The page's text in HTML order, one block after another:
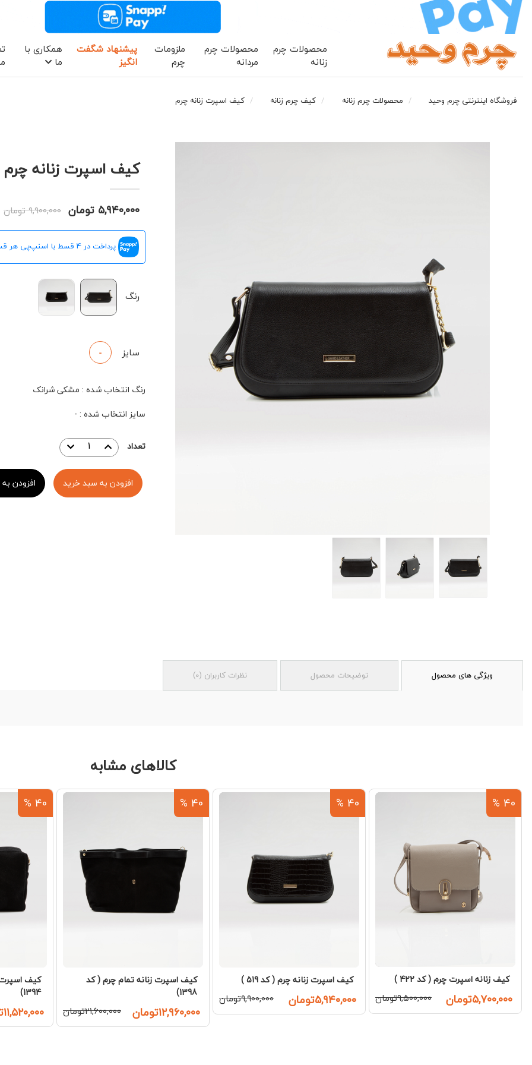
محصولات چرم
زنانه
محصولات چرم
مردانه
ملزومات
چرم
پیشنهاد شگفت
انگیز
همکاری با
ما
فروشگاه اینترنتی چرم وحید محصولات چرم زنانه کیف چرم زنانه کیف اسپرت زنانه چرم
کیف اسپرت زنانه چرم (
۵,۹۴۰,۰۰۰ تومان ۹,۹۰۰,۰۰۰ تومان
پرداخت در 4 قسط با اسنپ‌پی هر قسط
رنگ
سایز -
رنگ انتخاب شده : مشکی شرانک
سایز انتخاب شده :
-
تعداد
افزودن به سبد خرید افزودن
ویژگی های محصول توضیحات محصول نظرات کاربران (
0
)
کالاهای مشابه
40 %
کیف زنانه اسپرت چرم ( کد 422 )
۵,۷۰۰,۰۰۰تومان ۹,۵۰۰,۰۰۰تومان
40 %
کیف اسپرت زنانه چرم ( کد 519 )
۵,۹۴۰,۰۰۰تومان ۹,۹۰۰,۰۰۰تومان
40 %
کیف اسپرت زنانه تمام چرم ( کد
1398)
۱۲,۹۶۰,۰۰۰تومان ۲۱,۶۰۰,۰۰۰تومان
40 %
کیف اسپرت
1394)
۱۱,۵۲۰,۰۰۰تومان